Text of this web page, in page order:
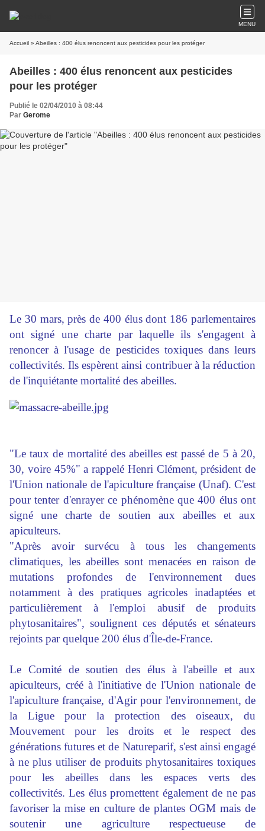
MENU
Accueil » Abeilles : 400 élus renoncent aux pesticides pour les protéger
Abeilles : 400 élus renoncent aux pesticides
pour les protéger
Publié le 02/04/2010 à 08:44
Par Gerome
Le 30 mars, près de 400 élus dont 186 parlementaires
ont signé une charte par laquelle ils s'engagent à
renoncer à l'usage de pesticides toxiques dans leurs
collectivités. Ils espèrent ainsi contribuer à la réduction
de l'inquiétante mortalité des abeilles.
"Le taux de mortalité des abeilles est passé de 5 à 20,
30, voire 45%" a rappelé Henri Clément, président de
l'Union nationale de l'apiculture française (Unaf). C'est
pour tenter d'enrayer ce phénomène que 400 élus ont
signé une charte de soutien aux abeilles et aux
apiculteurs.
"Après avoir survécu à tous les changements
climatiques, les abeilles sont menacées en raison de
mutations profondes de l'environnement dues
notamment à des pratiques agricoles inadaptées et
particulièrement à l'emploi abusif de produits
phytosanitaires", soulignent ces députés et sénateurs
rejoints par quelque 200 élus d'Île-de-France.
Le Comité de soutien des élus à l'abeille et aux
apiculteurs, créé à l'initiative de l'Union nationale de
l'apiculture française, d'Agir pour l'environnement, de
la Ligue pour la protection des oiseaux, du
Mouvement pour les droits et le respect des
générations futures et de Natureparif, s'est ainsi engagé
à ne plus utiliser de produits phytosanitaires toxiques
pour les abeilles dans les espaces verts des
collectivités. Les élus promettent également de ne pas
favoriser la mise en culture de plantes OGM mais de
soutenir une agriculture respectueuse de